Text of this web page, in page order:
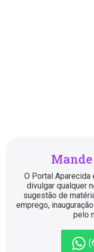
Mande
O Portal Aparecida
divulgar qualquer
sugestão de
emprego,
pelo